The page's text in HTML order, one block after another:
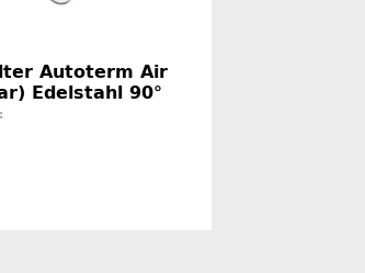
Autoterm Air
Edelstahl 90°